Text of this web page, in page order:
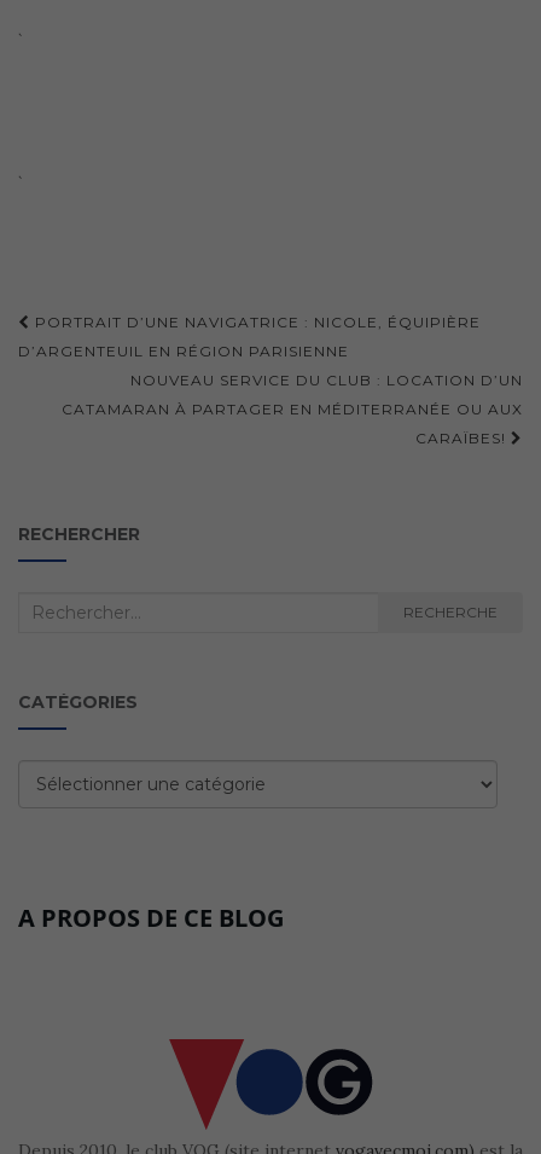
`
`
Navigation
d'article
PORTRAIT D’UNE NAVIGATRICE : NICOLE, ÉQUIPIÈRE
D’ARGENTEUIL EN RÉGION PARISIENNE
NOUVEAU SERVICE DU CLUB : LOCATION D’UN
CATAMARAN À PARTAGER EN MÉDITERRANÉE OU AUX
CARAÏBES!
RECHERCHER
Recherche
RECHERCHE
CATÉGORIES
Catégories
A PROPOS DE CE BLOG